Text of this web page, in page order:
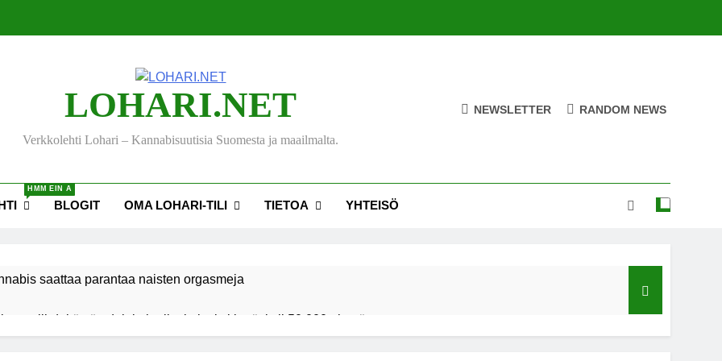
LOHARI.NET
Verkkolehti Lohari – Kannabisuutisia Suomesta ja maailmalta.
NEWSLETTER RANDOM NEWS
HMM EIN A
BLOGIT OMA LOHARI-TILI TIETOA YHTEISÖ
saattaa parantaa naisten orgasmeja
viihdekäytön dekriminalisoimiseksi keräsi yli 50 000 nimeä